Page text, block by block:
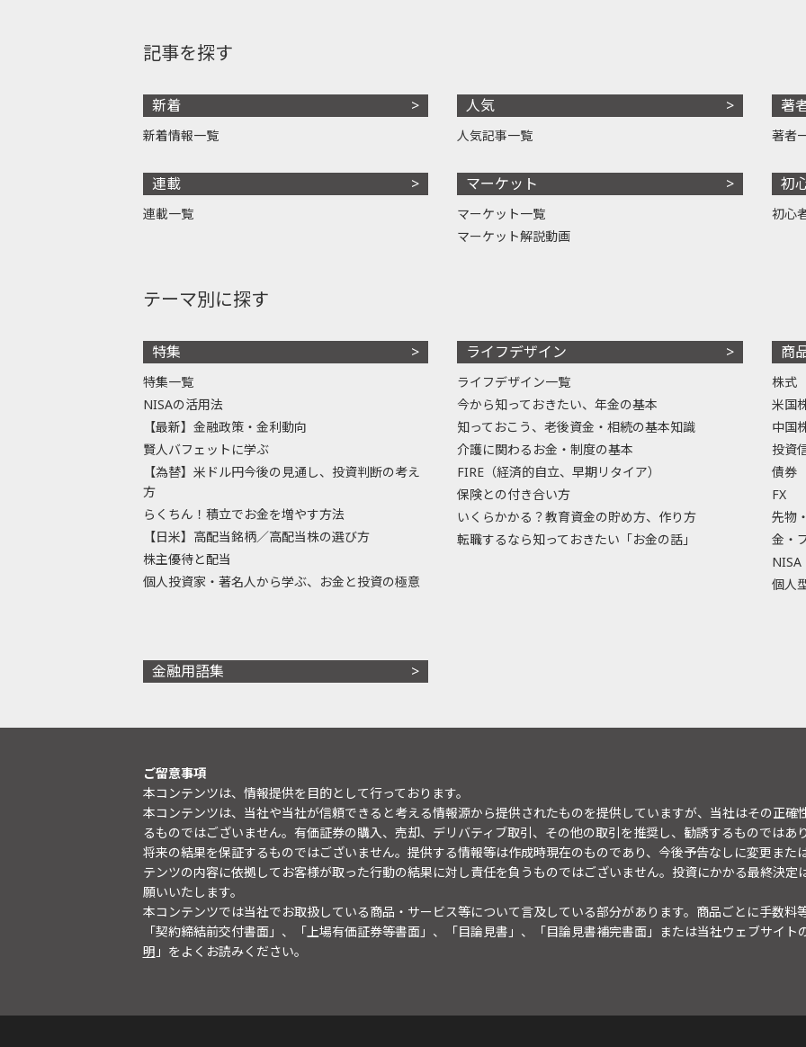
記事を探す
新着
新着情報一覧
連載
連載一覧
人気
人気記事一覧
マーケット
マーケット一覧
マーケット解説動画
著
著者
初
初心
テーマ別に探す
特集
特集一覧
NISAの活用法
【最新】金融政策・金利動向
賢人バフェットに学ぶ
【為替】米ドル円今後の見通し、投資判断の考え
方
らくちん！積立でお金を増やす方法
【日米】高配当銘柄／高配当株の選び方
株主優待と配当
個人投資家・著名人から学ぶ、お金と投資の極意
ライフデザイン
ライフデザイン一覧
今から知っておきたい、年金の基本
知っておこう、老後資金・相続の基本知識
介護に関わるお金・制度の基本
FIRE（経済的自立、早期リタイア）
保険との付き合い方
いくらかかる？教育資金の貯め方、作り方
転職するなら知っておきたい「お金の話」
商
株式
米国
中国
投資
債券
FX
先物
金・
NISA
個人
金融用語集
ご留意事項
本コンテンツは、情報提供を目的として行っております。
本コンテンツは、当社や当社が信頼できると考える情報源から提供されたものを提供していますが、当社はその正
るものではございません。有価証券の購入、売却、デリバティブ取引、その他の取引を推奨し、勧誘するものではあ
将来の結果を保証するものではございません。提供する情報等は作成時現在のものであり、今後予告なしに変更また
テンツの内容に依拠してお客様が取った行動の結果に対し責任を負うものではございません。投資にかかる最終決
願いいたします。
本コンテンツでは当社でお取扱している商品・サービス等について言及している部分があります。商品ごとに手数料
「契約締結前交付書面」、「上場有価証券等書面」、「目論見書」、「目論見書補完書面」または当社ウェブサイト
明 」をよくお読みください。